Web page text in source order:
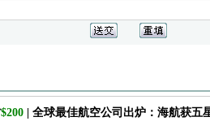
$200 | 全球最佳航空公司出炉：海航获五